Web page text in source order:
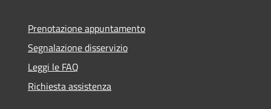
Prenotazione appuntamento
Segnalazione disservizio
Leggi le FAQ
Richiesta assistenza